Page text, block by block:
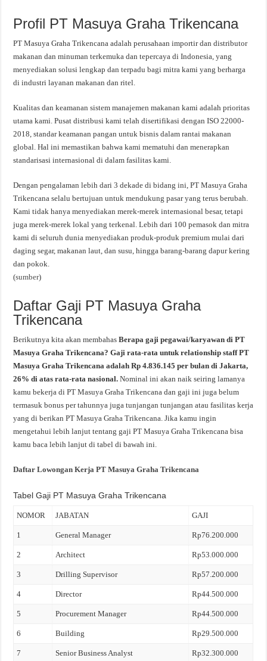
Profil PT Masuya Graha Trikencana
PT Masuya Graha Trikencana adalah perusahaan importir dan distributor
makanan dan minuman terkemuka dan tepercaya di Indonesia, yang
menyediakan solusi lengkap dan terpadu bagi mitra kami yang berharga
di industri layanan makanan dan ritel.
Kualitas dan keamanan sistem manajemen makanan kami adalah prioritas
utama kami. Pusat distribusi kami telah disertifikasi dengan ISO 22000-
2018, standar keamanan pangan untuk bisnis dalam rantai makanan
global. Hal ini memastikan bahwa kami mematuhi dan menerapkan
standarisasi internasional di dalam fasilitas kami.
Dengan pengalaman lebih dari 3 dekade di bidang ini, PT Masuya Graha
Trikencana selalu bertujuan untuk mendukung pasar yang terus berubah.
Kami tidak hanya menyediakan merek-merek internasional besar, tetapi
juga merek-merek lokal yang terkenal. Lebih dari 100 pemasok dan mitra
kami di seluruh dunia menyediakan produk-produk premium mulai dari
daging segar, makanan laut, dan susu, hingga barang-barang dapur kering
dan pokok.
(sumber)
Daftar Gaji PT Masuya Graha
Trikencana
Berikutnya kita akan membahasBerapa gaji pegawai/karyawan di PT
Masuya Graha Trikencana? Gaji rata-rata untuk relationship staff PT
Masuya Graha Trikencana adalah Rp 4.836.145 per bulan di Jakarta,
26% di atas rata-rata nasional.Nominal ini akan naik seiring lamanya
kamu bekerja di PT Masuya Graha Trikencana dan gaji ini juga belum
termasuk bonus per tahunnya juga tunjangan tunjangan atau fasilitas kerja
yang di berikan PT Masuya Graha Trikencana. Jika kamu ingin
mengetahui lebih lanjut tentang gaji PT Masuya Graha Trikencana bisa
kamu baca lebih lanjut di tabel di bawah ini.
Daftar Lowongan Kerja PT Masuya Graha Trikencana
Tabel Gaji PT Masuya Graha Trikencana
NOMOR JABATAN GAJI
1 General Manager Rp76.200.000
2 Architect Rp53.000.000
3 Drilling Supervisor Rp57.200.000
4 Director Rp44.500.000
5 Procurement Manager Rp44.500.000
6 Building Rp29.500.000
7 Senior Business Analyst Rp32.300.000